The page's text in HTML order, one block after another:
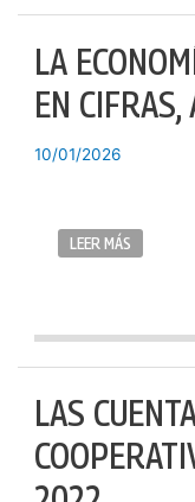
LA
EN
10/01/2026
LEER MÁS
LAS